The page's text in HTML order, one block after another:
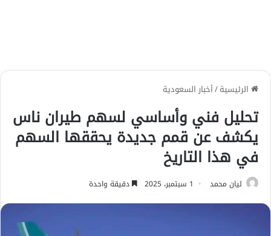
الرئيسية/أخبار السعودية
تحليل فني وأساسي لسهم طيران ناس
يكشف عن قمم جديدة يحققها السهم
في هذا التاريخ
ليان محمد 1 سبتمبر، 2025 دقيقة واحدة